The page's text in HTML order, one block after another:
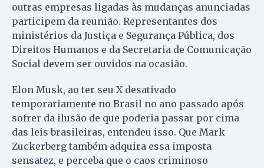
outras empresas ligadas às mudanças anunciadas
participem da reunião. Representantes dos
ministérios da Justiça e Segurança Pública, dos
Direitos Humanos e da Secretaria de Comunicação
Social devem ser ouvidos na ocasião.
Elon Musk, ao ter seu X desativado
temporariamente no Brasil no ano passado após
sofrer da ilusão de que poderia passar por cima
das leis brasileiras, entendeu isso. Que Mark
Zuckerberg também adquira essa imposta
sensatez, e perceba que o caos criminoso